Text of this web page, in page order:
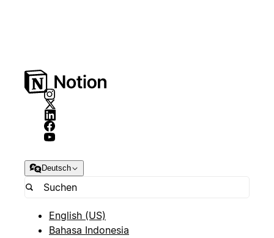
Deutsch
English (US)
Bahasa Indonesia